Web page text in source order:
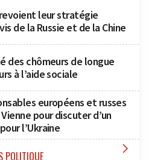
leur stratégie
de la Russie et de la Chine
des chômeurs de longue
à l’aide sociale
européens et russes
pour discuter d’un
l’Ukraine
POLITIQUE 